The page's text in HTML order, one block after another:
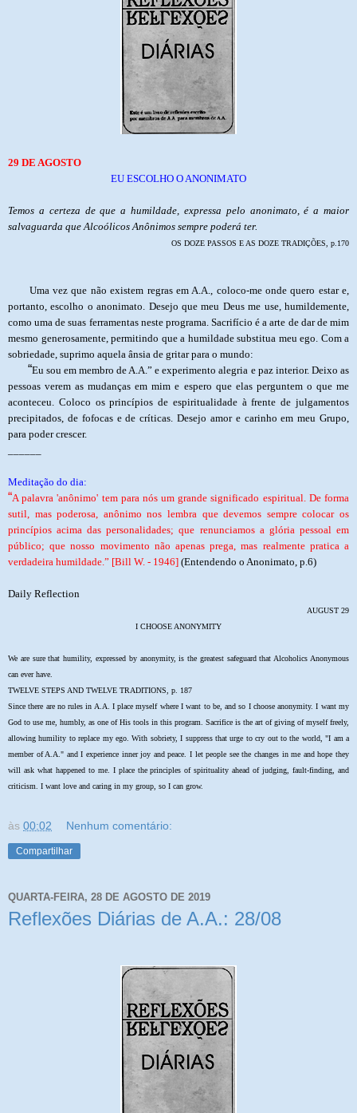
29 DE AGOSTO
EU ESCOLHO O ANONIMATO
Temos a certeza de que a humildade, expressa pelo anonimato, é a maior
salvaguarda que Alcoólicos Anônimos sempre poderá ter.
OS DOZE PASSOS E AS DOZE TRADIÇÕES, p.170
Uma vez que não existem regras em A.A., coloco-me onde quero estar e,
portanto, escolho o anonimato. Desejo que meu Deus me use, humildemente,
como uma de suas ferramentas neste programa. Sacrifício é a arte de dar de mim
mesmo generosamente, permitindo que a humildade substitua meu ego. Com a
sobriedade, suprimo aquela ânsia de gritar para o mundo:
“Eu sou em membro de A.A.” e experimento alegria e paz interior. Deixo as
pessoas verem as mudanças em mim e espero que elas perguntem o que me
aconteceu. Coloco os princípios de espiritualidade à frente de julgamentos
precipitados, de fofocas e de críticas. Desejo amor e carinho em meu Grupo,
para poder crescer.
Meditação do dia:
“A palavra 'anônimo' tem para nós um grande significado espiritual. De forma
sutil, mas poderosa, anônimo nos lembra que devemos sempre colocar os
princípios acima das personalidades; que renunciamos a glória pessoal em
público; que nosso movimento não apenas prega, mas realmente pratica a
verdadeira humildade.” [Bill W. - 1946] (Entendendo o Anonimato, p.6)
Daily Reflection
AUGUST 29
I CHOOSE ANONYMITY
We are sure that humility, expressed by anonymity, is the greatest safeguard that Alcoholics Anonymous
can ever have.
TWELVE STEPS AND TWELVE TRADITIONS, p. 187
Since there are no rules in A.A. I place myself where I want to be, and so I choose anonymity. I want my
God to use me, humbly, as one of His tools in this program. Sacrifice is the art of giving of myself freely,
allowing humility to replace my ego. With sobriety, I suppress that urge to cry out to the world, "I am a
member of A.A." and I experience inner joy and peace. I let people see the changes in me and hope they
will ask what happened to me. I place the principles of spirituality ahead of judging, fault-finding, and
criticism. I want love and caring in my group, so I can grow.
às 00:02 Nenhum comentário:
Compartilhar
QUARTA-FEIRA, 28 DE AGOSTO DE 2019
Reflexões Diárias de A.A.: 28/08